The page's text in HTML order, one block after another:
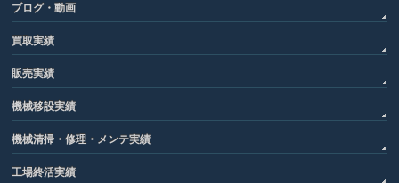
ブログ・動画
買取実績
販売実績
機械移設実績
機械清掃・修理・メンテ実績
工場終活実績